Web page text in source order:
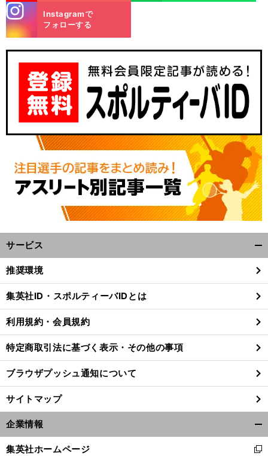
m
Instagramで
フォローする
サービス
閉
る
推奨環境
集英社ID・スポルティーバIDとは
利用規約・会員規約
特定商取引法に基づく表示・その他の事項
ブラウザプッシュ通知について
サイトマップ
企業情報
集英社ホームページ
新